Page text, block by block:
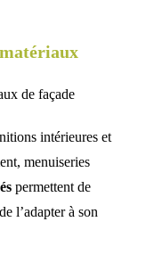
intérieures et
menuiseries
permettent de
l’adapter à son